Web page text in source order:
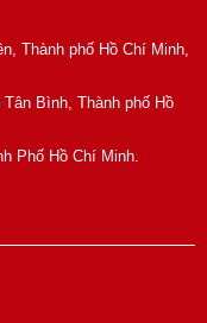
Thành phố Hồ Chí Minh,
Bình, Thành phố Hồ
Phố Hồ Chí Minh.